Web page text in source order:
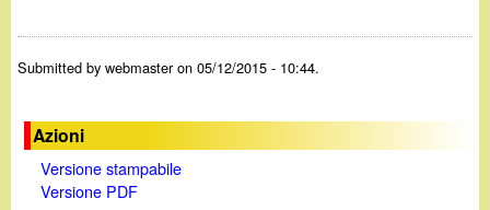
Submitted bywebmasteron 05/12/2015 - 10:44.
Azioni
Versione stampabile
Versione PDF